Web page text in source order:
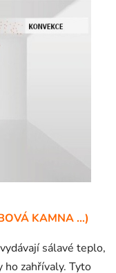
KAMNA …)
vydávají sálavé teplo,
ho zahřívaly. Tyto